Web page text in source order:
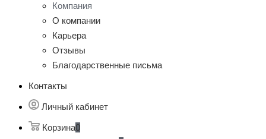
Компания
О компании
Карьера
Отзывы
Благодарственные письма
Контакты
Личный кабинет
Корзина0